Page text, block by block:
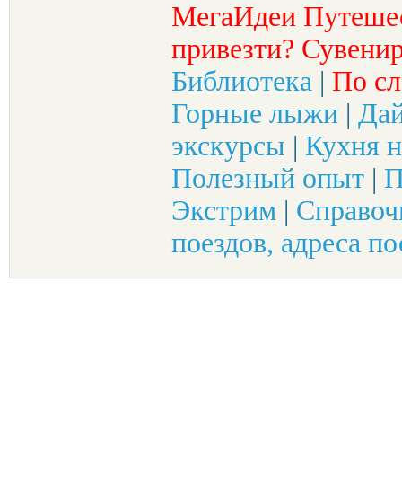
МегаИдеи
привезти?
Библиотека | По
Горные лыжи |
экскурсы | Кухня
Полезный опыт |
Экстрим |
поездов, адреса